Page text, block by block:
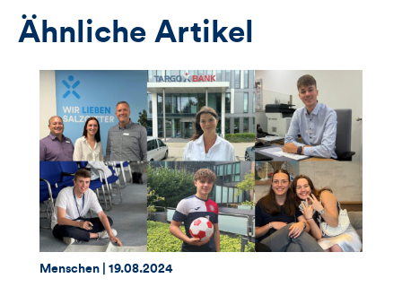
Ähnliche Artikel
Thema:
Menschen | Datum:
19.08.2024